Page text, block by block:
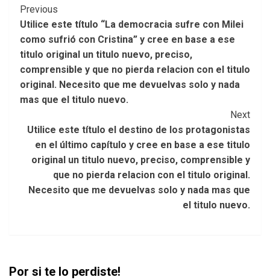
Post
Navigation
Previous
Utilice este título “La democracia sufre con Milei
como sufrió con Cristina” y cree en base a ese
titulo original un titulo nuevo, preciso,
comprensible y que no pierda relacion con el titulo
original. Necesito que me devuelvas solo y nada
mas que el titulo nuevo.
Next
Utilice este título el destino de los protagonistas
en el último capítulo y cree en base a ese titulo
original un titulo nuevo, preciso, comprensible y
que no pierda relacion con el titulo original.
Necesito que me devuelvas solo y nada mas que
el titulo nuevo.
Por si te lo perdiste!